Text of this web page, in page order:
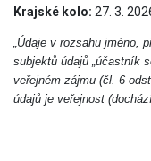
Krajské kolo: 27. 3.
„Údaje v rozsahu jméno,
subjektů údajů „účastník
veřejném zájmu (čl. 6
údajů je veřejnost